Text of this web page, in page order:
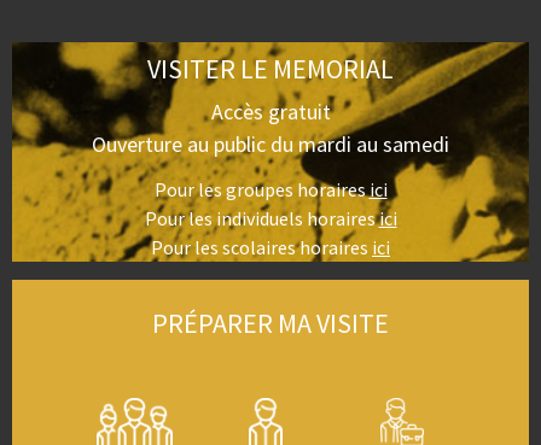
VISITER LE MEMORIAL
Accès gratuit
Ouverture au public du mardi au samedi
Pour les groupes horairesici
Pour les individuels horairesici
Pour les scolaires horaires ici
PRÉPARER MA VISITE